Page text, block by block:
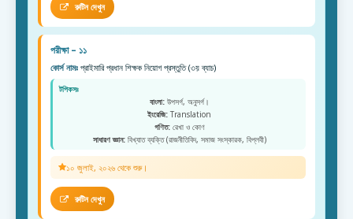
রুটিন দেখুন
পরীক্ষা – ১১
কোর্স নামঃ প্রাইমারি প্রধান শিক্ষক নিয়োগ প্রস্তুতি (৩য় ব্যাচ)
টপিকসঃ
বাংলা:উপসর্গ, অনুসর্গ।
ইংরেজি: Translation
গণিত:রেখা ও কোণ
সাধারণ জ্ঞান:বিখ্যাত ব্যক্তি (রাজনীতিবিদ, সমাজ সংস্কারক, বিপ্লবী)
১০ জুলাই, ২০২৬ থেকে শুরু।
রুটিন দেখুন